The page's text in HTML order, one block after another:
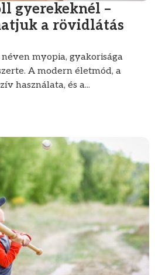
gyerekeknél –
a rövidlátás
myopia, gyakorisága
A modern életmód, a
használata, és a...